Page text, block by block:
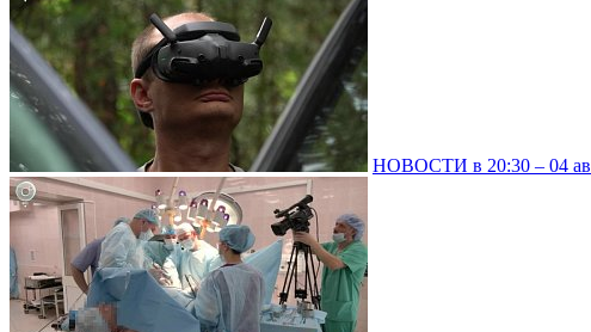
НОВОСТИ в 20:30 – 04